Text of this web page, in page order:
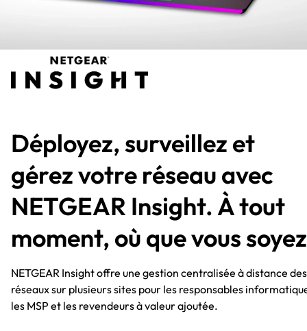
Déployez, surveillez et
gérez votre réseau avec
NETGEAR Insight. À tout
moment, où que vous
NETGEAR Insight offre une gestion centralisée à distance des
réseaux sur plusieurs sites pour les responsables
les MSP et les revendeurs à valeur ajoutée.